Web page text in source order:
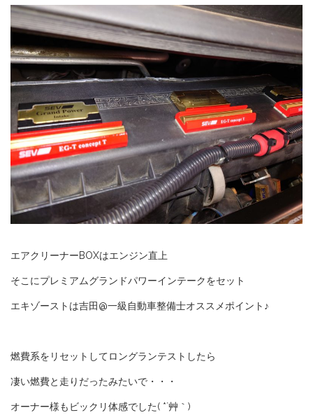
エアクリーナーBOXはエンジン直上
そこにプレミアムグランドパワーインテークをセット
エキゾーストは吉田@一級自動車整備士オススメポイント♪
燃費系をリセットしてロングランテストしたら
凄い燃費と走りだったみたいで・・・
オーナー様もビックリ体感でした( *´艸｀)